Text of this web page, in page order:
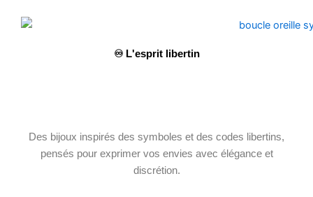
♾️ L'esprit libertin
Des bijoux inspirés des symboles et des codes libertins,
pensés pour exprimer vos envies avec élégance et
discrétion.